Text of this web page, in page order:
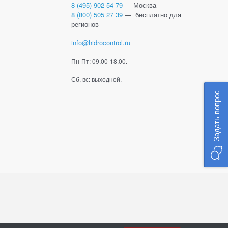
8 (495) 902 54 79 — Москва
8 (800) 505 27 39 — бесплатно для
регионов
info@hidrocontrol.ru
Пн-Пт: 09.00-18.00.
Сб, вс: выходной.
Задать вопрос